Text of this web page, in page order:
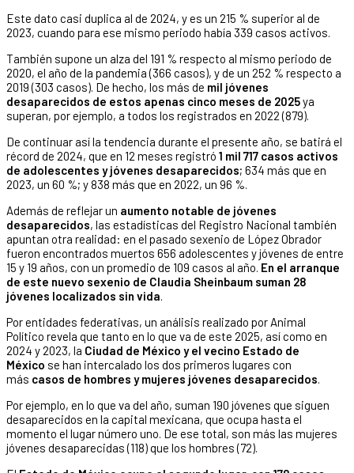
Este dato casi duplica al de 2024, y es un 215 % superior al de
2023, cuando para ese mismo periodo había 339 casos activos.
También supone un alza del 191 % respecto al mismo periodo de
2020, el año de la pandemia (366 casos), y de un 252 % respecto a
2019 (303 casos). De hecho, los más de mil jóvenes
desaparecidos de estos apenas cinco meses de 2025ya
superan, por ejemplo, a todos los registrados en 2022 (879).
De continuar así la tendencia durante el presente año, se batirá el
récord de 2024, que en 12 meses registró 1 mil 717 casos activos
de adolescentes y jóvenes desaparecidos; 634 más que en
2023, un 60 %; y 838 más que en 2022, un 96 %.
Además de reflejar un aumento notable de jóvenes
desaparecidos, las estadísticas del Registro Nacional también
apuntan otra realidad: en el pasado sexenio de López Obrador
fueron encontrados muertos 656 adolescentes y jóvenes de entre
15 y 19 años, con un promedio de 109 casos al año. En el arranque
de este nuevo sexenio de Claudia Sheinbaum suman 28
jóvenes localizados sin vida.
Por entidades federativas, un análisis realizado por Animal
Político revela que tanto en lo que va de este 2025, así como en
2024 y 2023, la Ciudad de México y el vecino Estado de
México se han intercalado los dos primeros lugares con
más casos de hombres y mujeres jóvenes desaparecidos.
Por ejemplo, en lo que va del año, suman 190 jóvenes que siguen
desaparecidos en la capital mexicana, que ocupa hasta el
momento el lugar número uno. De ese total, son más las mujeres
jóvenes desaparecidas (118) que los hombres (72).